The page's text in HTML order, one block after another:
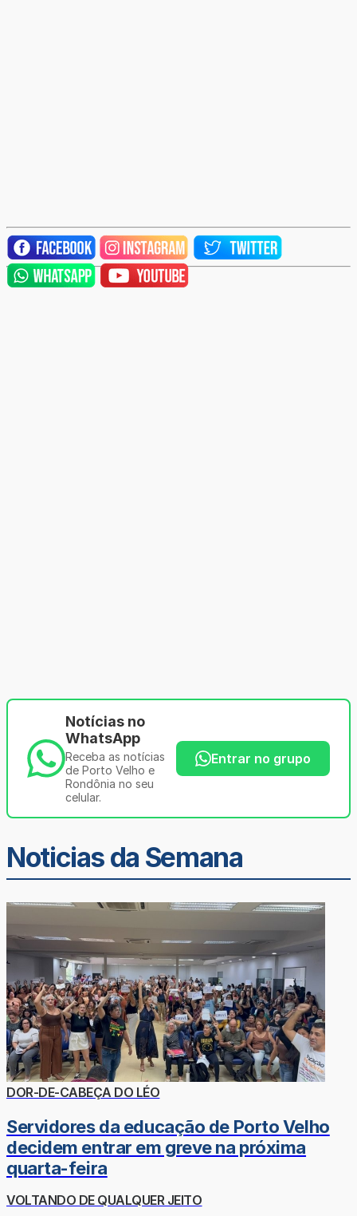
Notícias no
WhatsApp
Receba as notícias
de Porto Velho e
Rondônia no seu
celular.
Entrar no grupo
Noticias da Semana
DOR-DE-CABEÇA DO LÉO
Servidores da educação de Porto Velho
decidem entrar em greve na próxima
quarta-feira
VOLTANDO DE QUALQUER JEITO